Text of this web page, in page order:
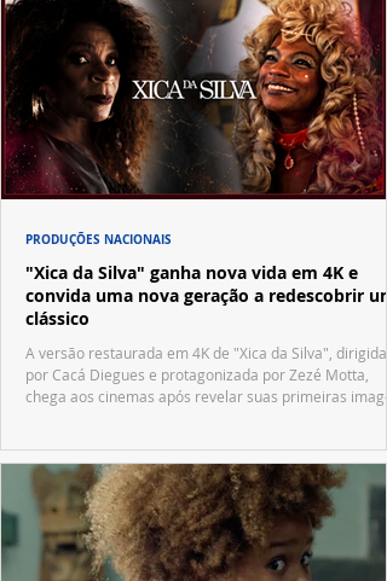
"Xica da Silva" ganha nova vida em 4K e
convida uma nova geração a redescobrir um
clássico
A versão restaurada em 4K de "Xica da Silva", dirigida
por Cacá Diegues e protagonizada por Zezé Motta,
chega aos cinemas após revelar suas primeiras
PRODUÇÕES NACIONAIS